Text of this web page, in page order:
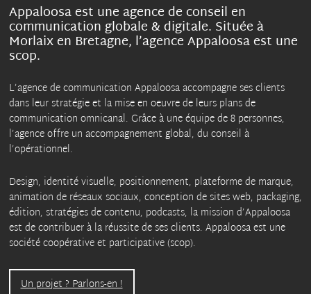
Appaloosa est une agence de conseil en
communication globale & digitale. Située à
Morlaix en Bretagne, l’agence Appaloosa est une
scop.
L’agence de communication Appaloosa accompagne ses clients
dans leur stratégie et la mise en oeuvre de leurs plans de
communication omnicanal. Grâce à une équipe de 8 personnes,
l’agence offre un accompagnement global, du conseil à
l’opérationnel.
Design, identité visuelle, positionnement, plateforme de marque,
animation de réseaux sociaux, conception de sites web, packaging,
édition, stratégies de contenu, podcasts, la mission d’Appaloosa
est de contribuer à la réussite de ses clients. Appaloosa est une
société coopérative et participative (scop).
Un projet ? Parlons-en !